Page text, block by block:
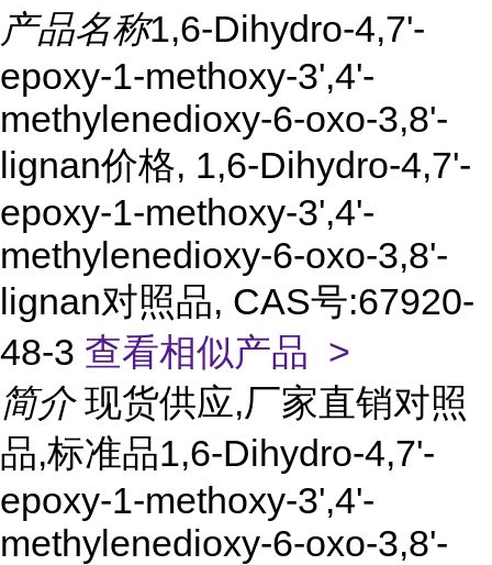
产品名称1,6-Dihydro-4,7'-
epoxy-1-methoxy-3',4'-
methylenedioxy-6-oxo-3,8'-
lignan价格, 1,6-Dihydro-4,7'-
epoxy-1-methoxy-3',4'-
methylenedioxy-6-oxo-3,8'-
lignan对照品, CAS号:67920-
48-3 查看相似产品 >
简介 现货供应,厂家直销对照
品,标准品1,6-Dihydro-4,7'-
epoxy-1-methoxy-3',4'-
methylenedioxy-6-oxo-3,8'-